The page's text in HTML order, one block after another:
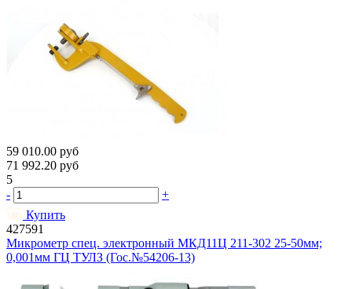
59 010.00 руб
71 992.20 руб
5
-
+
Купить
427591
Микрометр спец. электронный МКД11Ц 211-302 25-50мм;
0,001мм ГЦ ТУЛЗ (Гос.№54206-13)